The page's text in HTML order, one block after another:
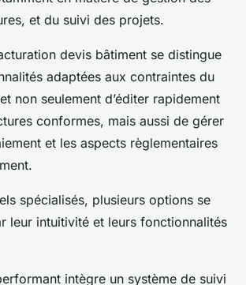
et du suivi des projets.
devis bâtiment se distingue
adaptées aux contraintes du
non seulement d’éditer rapidement
conformes, mais aussi de gérer
et les aspects règlementaires
spécialisés, plusieurs options se
leur intuitivité et leurs fonctionnalités
intègre un système de suivi